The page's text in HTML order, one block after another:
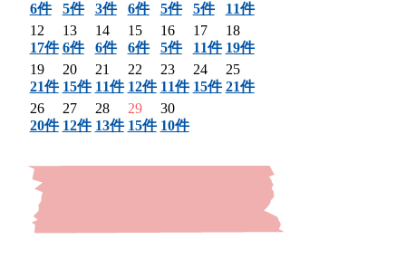
6件
5件
3件
6件
5件
5件
11件
12
17件
13
6件
14
6件
15
6件
16
5件
17
11件
18
19件
19
21件
20
15件
21
11件
22
12件
23
11件
24
15件
25
21件
26
20件
27
12件
28
13件
29
15件
30
10件